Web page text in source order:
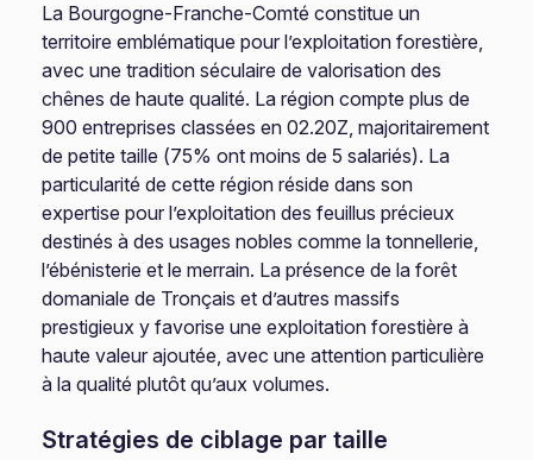
La Bourgogne-Franche-Comté constitue un
territoire emblématique pour l’exploitation forestière,
avec une tradition séculaire de valorisation des
chênes de haute qualité. La région compte plus de
900 entreprises classées en 02.20Z, majoritairement
de petite taille (75% ont moins de 5 salariés). La
particularité de cette région réside dans son
expertise pour l’exploitation des feuillus précieux
destinés à des usages nobles comme la tonnellerie,
l’ébénisterie et le merrain. La présence de la forêt
domaniale de Tronçais et d’autres massifs
prestigieux y favorise une exploitation forestière à
haute valeur ajoutée, avec une attention particulière
à la qualité plutôt qu’aux volumes.
Stratégies de ciblage par taille